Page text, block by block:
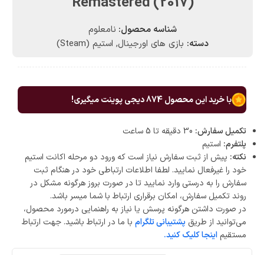
شناسه محصول: نامعلوم
دسته: بازی های اورجینال, استیم (Steam)
با خرید این محصول874دیجی پوینت میگیری!
تکمیل سفارش:
پلتفرم: استیم
نکته: پیش از ثبت سفارش نیاز است که ورود دو مرحله اکانت استیم
خود را غیرفعال نمایید. لطفا اطلاعات ارتباطی خود در هنگام ثبت
سفارش را به درستی وارد نمایید تا در صورت بروز هرگونه مشکل در
روند تکمیل سفارش، امکان برقراری ارتباط با شما میسر باشد.
در صورت داشتن هرگونه پرسش یا نیاز به راهنمایی درمورد محصول،
می‌توانید از طریق پشتیبانی تلگرام با ما در ارتباط باشید. جهت ارتباط
مستقیم اینجا کلیک کنید.